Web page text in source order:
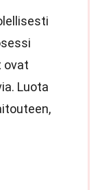
ovat
Luota